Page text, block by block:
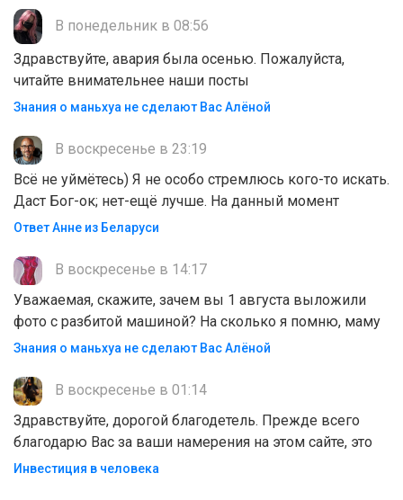
В понедельник в 08:56
Здравствуйте, авария была осенью. Пожалуйста,
читайте внимательнее наши посты
Знания о маньхуа не сделают Вас Алëной
В воскресенье в 23:19
Всё не уймётесь) Я не особо стремлюсь кого-то искать.
Даст Бог-ок; нет-ещё лучше. На данный момент
Ответ Анне из Беларуси
В воскресенье в 14:17
Уважаемая, скажите, зачем вы 1 августа выложили
фото с разбитой машиной? На сколько я помню, маму
Знания о маньхуа не сделают Вас Алëной
В воскресенье в 01:14
Здравствуйте, дорогой благодетель. Прежде всего
благодарю Вас за ваши намерения на этом сайте, это
Инвестиция в человека